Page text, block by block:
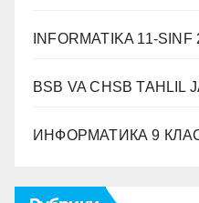
INFORMATIKA 11-SINF
BSB VA CHSB TAHLIL
ИНФОРМАТИКА 9